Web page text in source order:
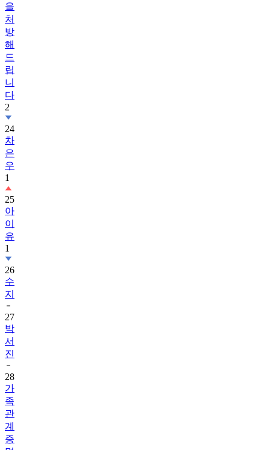
을
처
방
해
드
립
니
다
2
24
차
은
우
1
25
아
이
유
1
26
수
지
27
박
서
진
28
가
족
관
계
증